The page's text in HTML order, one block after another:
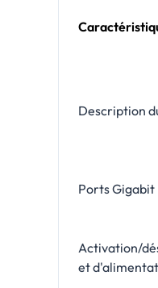
Description
Ports Gigabit
Activation/
et